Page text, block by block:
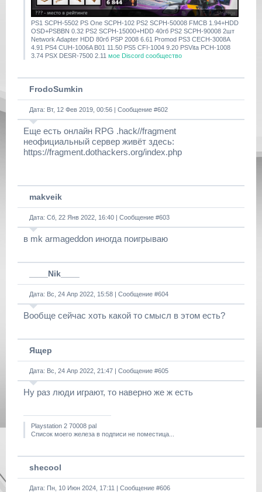
PS1 SCPH-5502 PS One SCPH-102 PS2 SCPH-50008 FMCB 1.94+HDD
OSD+PSBBN 0.32 PS2 SCPH-15000+HDD 40гб PS2 SCPH-90008 2шт
Network Adapter HDD 80гб PSP 2008 6.61 Promod PS3 CECH-3008A
4.91 PS4 CUH-1006A B01 11.50 PS5 CFI-1004 9.20 PSVita PCH-1008
3.74 PSX DESR-7500 2.11 мое Discord сообщество
FrodoSumkin
Дата: Вт, 12 Фев 2019, 00:56 | Сообщение #602
Еще есть онлайн RPG .hack//fragment
неофициальный сервер живёт здесь:
https://fragment.dothackers.org/index.php
makveik
Дата: Сб, 22 Янв 2022, 16:40 | Сообщение #603
в mk armageddon иногда поигрываю
____Nik____
Дата: Вс, 24 Апр 2022, 15:58 | Сообщение #604
Вообще сейчас хоть какой то смысл в этом есть?
Ящер
Дата: Вс, 24 Апр 2022, 21:47 | Сообщение #605
Ну раз люди играют, то наверно же ж есть
Playstation 2 70008 pal
Список моего железа в подписи не поместица...
shecool
Дата: Пн, 10 Июн 2024, 17:11 | Сообщение #606